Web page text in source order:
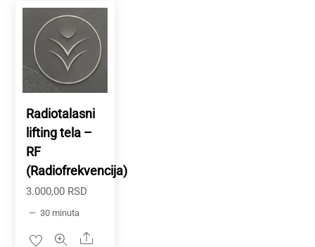
Radiotalasni
lifting tela –
RF
(Radiofrekvencija)
3.000,00 RSD
30 minuta
Share